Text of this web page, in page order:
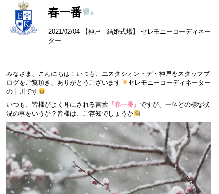
春一番
2021/02/04 【神戸 結婚式場】 セレモニーコーディネー
ター
みなさま、こんにちは！いつも、エスタシオン・デ・神戸をスタッフブ
ログをご覧頂き、ありがとうございます
セレモニーコーディネーター
の十川です
いつも、皆様がよく耳にされる言葉 『春一番』ですが、一体どの様な状
況の事をいうか？皆様は、ご存知でしょうか